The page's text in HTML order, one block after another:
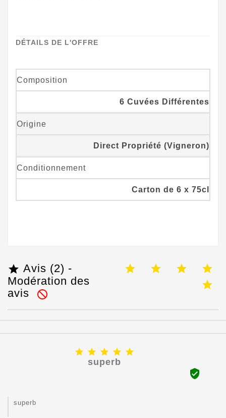
DÉTAILS DE L'OFFRE
Composition
6 Cuvées Différentes
Origine
Direct Propriété (Vigneron)
Conditionnement
Carton de 6 x 75cl
 Avis (2) -
Modération des
avis

    
superb

superb